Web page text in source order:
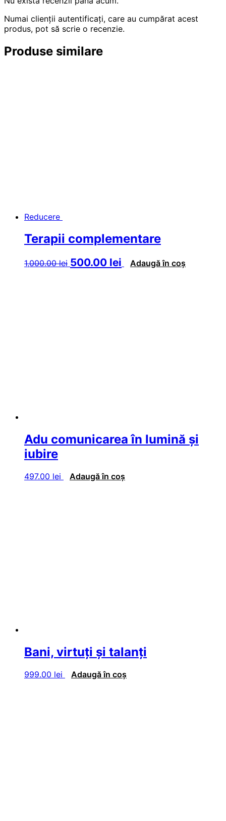
Numai clienții autentificați, care au cumpărat acest
produs, pot să scrie o recenzie.
Produse similare
Reducere
Terapii complementare
1,000.00lei Prețul
inițial
500.00 lei Prețul
curent
Adaugă în coș
Adu comunicarea în lumină și
iubire
497.00 lei Adaugă în coș
Bani, virtuţi şi talanţi
999.00 lei Adaugă în coș